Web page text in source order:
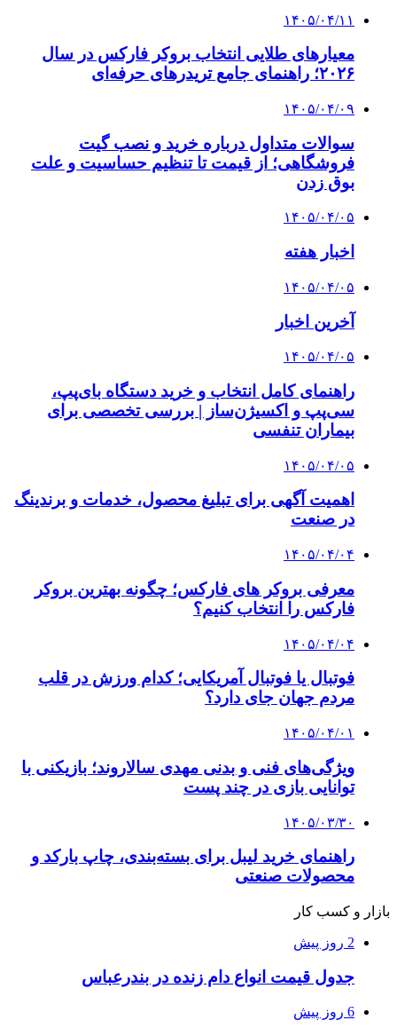
۱۴۰۵/۰۴/۱۱
معیارهای طلایی انتخاب بروکر فارکس در سال
۲۰۲۶؛ راهنمای جامع تریدرهای حرفه‌ای
۱۴۰۵/۰۴/۰۹
سوالات متداول درباره خرید و نصب گیت
فروشگاهی؛ از قیمت تا تنظیم حساسیت و علت
بوق زدن
۱۴۰۵/۰۴/۰۵
اخبار هفته
۱۴۰۵/۰۴/۰۵
آخرین اخبار
۱۴۰۵/۰۴/۰۵
راهنمای کامل انتخاب و خرید دستگاه بای‌پپ،
سی‌پپ و اکسیژن‌ساز | بررسی تخصصی برای
بیماران تنفسی
۱۴۰۵/۰۴/۰۵
اهمیت آگهی برای تبلیغ محصول، خدمات و برندینگ
در صنعت
۱۴۰۵/۰۴/۰۴
معرفی بروکر های فارکس؛ چگونه بهترین بروکر
فارکس را انتخاب کنیم؟
۱۴۰۵/۰۴/۰۴
فوتبال یا فوتبال آمریکایی؛ کدام ورزش در قلب
مردم جهان جای دارد؟
۱۴۰۵/۰۴/۰۱
ویژگی‌های فنی و بدنی مهدی سالاروند؛ بازیکنی با
توانایی بازی در چند پست
۱۴۰۵/۰۳/۳۰
راهنمای خرید لیبل برای بسته‌بندی، چاپ بارکد و
محصولات صنعتی
بازار و کسب کار
2 روز پیش
جدول قیمت انواع دام زنده در بندرعباس
6 روز پیش